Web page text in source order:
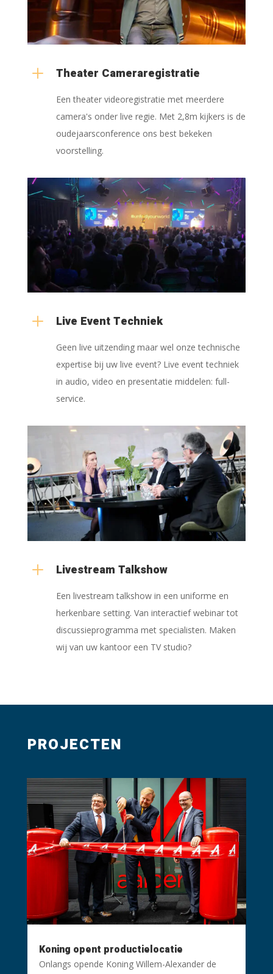
L Theater Cameraregistratie
Een theater videoregistratie met meerdere
camera's onder live regie. Met 2,8m kijkers is de
oudejaarsconference ons best bekeken
voorstelling.
L Live Event Techniek
Geen live uitzending maar wel onze technische
expertise bij uw live event? Live event techniek
in audio, video en presentatie middelen: full-
service.
L Livestream Talkshow
Een livestream talkshow in een uniforme en
herkenbare setting. Van interactief webinar tot
discussieprogramma met specialisten. Maken
wij van uw kantoor een TV studio?
PROJECTEN
Koning opent productielocatie
Onlangs opende Koning Willem-Alexander de